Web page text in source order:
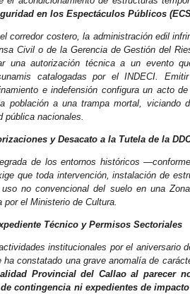
en los Espectáculos Públicos
corredor costero, la administración edil
Civil o de la Gerencia de Gestión del
una autorización técnica a un evento
catalogadas por el INDECI.
e indefensión configura un acto
población a una trampa mortal, viciando
pública nacionales.
y Desacato a la Tutela de la
de los entornos históricos
que toda intervención, instalación de
no convencional del suelo en una
por el Ministerio de Cultura.
Técnico y Permisos Sectoriales
institucionales por el aniversario
ha constatado una grave anomalía de
Provincial del Callao al parecer
contingencia ni expedientes de